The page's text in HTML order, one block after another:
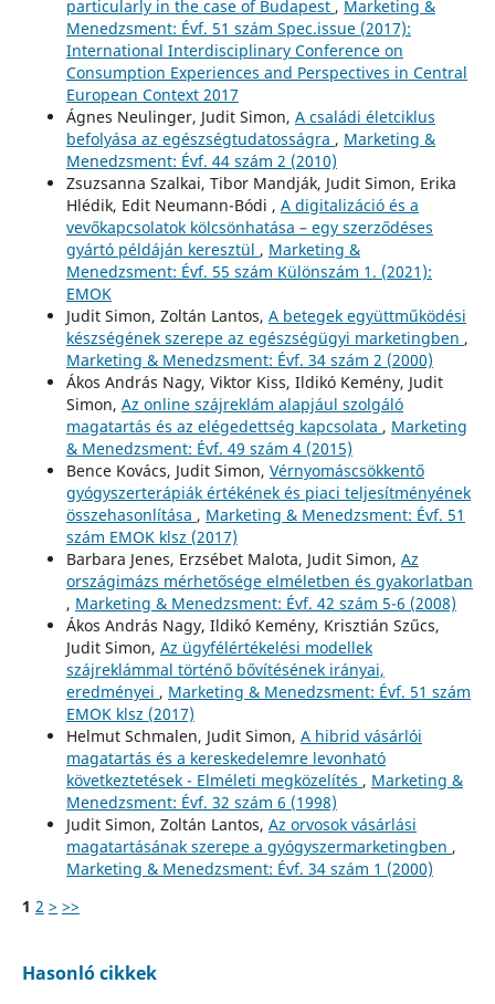
particularly in the case of Budapest , Marketing &
Menedzsment: Évf. 51 szám Spec.issue (2017):
International Interdisciplinary Conference on
Consumption Experiences and Perspectives in Central
European Context 2017
Ágnes Neulinger, Judit Simon, A családi életciklus
befolyása az egészségtudatosságra , Marketing &
Menedzsment: Évf. 44 szám 2 (2010)
Zsuzsanna Szalkai, Tibor Mandják, Judit Simon, Erika
Hlédik, Edit Neumann-Bódi , A digitalizáció és a
vevőkapcsolatok kölcsönhatása – egy szerződéses
gyártó példáján keresztül , Marketing &
Menedzsment: Évf. 55 szám Különszám 1. (2021):
EMOK
Judit Simon, Zoltán Lantos, A betegek együttműködési
készségének szerepe az egészségügyi marketingben ,
Marketing & Menedzsment: Évf. 34 szám 2 (2000)
Ákos András Nagy, Viktor Kiss, Ildikó Kemény, Judit
Simon, Az online szájreklám alapjául szolgáló
magatartás és az elégedettség kapcsolata , Marketing
& Menedzsment: Évf. 49 szám 4 (2015)
Bence Kovács, Judit Simon, Vérnyomáscsökkentő
gyógyszerterápiák értékének és piaci teljesítményének
összehasonlítása , Marketing & Menedzsment: Évf. 51
szám EMOK klsz (2017)
Barbara Jenes, Erzsébet Malota, Judit Simon, Az
országimázs mérhetősége elméletben és gyakorlatban
, Marketing & Menedzsment: Évf. 42 szám 5-6 (2008)
Ákos András Nagy, Ildikó Kemény, Krisztián Szűcs,
Judit Simon, Az ügyfélértékelési modellek
szájreklámmal történő bővítésének irányai,
eredményei , Marketing & Menedzsment: Évf. 51 szám
EMOK klsz (2017)
Helmut Schmalen, Judit Simon, A hibrid vásárlói
magatartás és a kereskedelemre levonható
következtetések - Elméleti megközelítés , Marketing &
Menedzsment: Évf. 32 szám 6 (1998)
Judit Simon, Zoltán Lantos, Az orvosok vásárlási
magatartásának szerepe a gyógyszermarketingben ,
Marketing & Menedzsment: Évf. 34 szám 1 (2000)
1 2 > >>
Hasonló cikkek